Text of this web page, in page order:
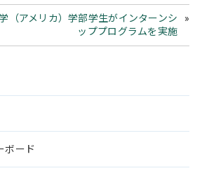
（アメリカ）学部学生がインターンシ
ッププログラムを実施
ボード